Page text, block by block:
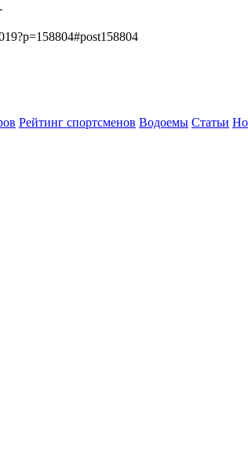
Рейтинг спортсменов Водоемы Статьи